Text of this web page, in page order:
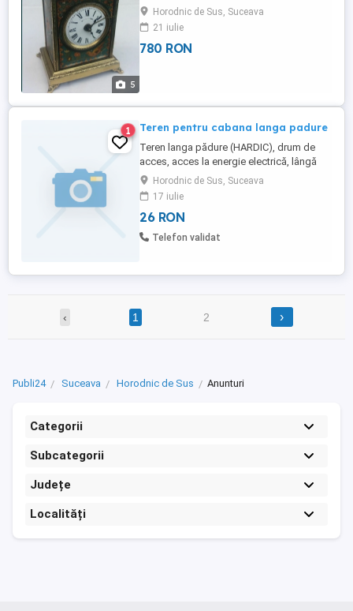
5
plus Sonerie cu programare.
H.20.cm.L.13.cm.Transportul se achita de
cumpărător. Mai multe detalii la tel.
Horodnic de Sus, Suceava
21 iulie
780 RON
1 Teren pentru cabana langa padure
Teren langa pădure (HARDIC), drum de
acces, acces la energie electrică, lângă
pârâu, suprafață de 1 hectar (o singura
bucată), teren ușor inclinat.
Horodnic de Sus, Suceava
17 iulie
26 RON
Telefon validat
‹ 1 2 ›
Publi24 Suceava Horodnic de Sus Anunturi
Categorii
Subcategorii
Județe
Localități